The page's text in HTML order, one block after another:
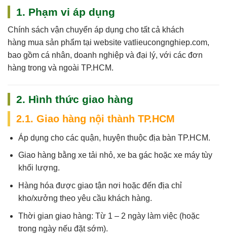
1. Phạm vi áp dụng
Chính sách vận chuyển áp dụng cho tất cả khách
hàng mua sản phẩm tại website vatlieucongnghiep.com,
bao gồm cá nhân, doanh nghiệp và đại lý, với các đơn
hàng trong và ngoài TP.HCM.
2. Hình thức giao hàng
2.1. Giao hàng nội thành TP.HCM
Áp dụng cho các quận, huyện thuộc địa bàn TP.HCM.
Giao hàng bằng xe tải nhỏ, xe ba gác hoặc xe máy tùy
khối lượng.
Hàng hóa được giao tận nơi hoặc đến địa chỉ
kho/xưởng theo yêu cầu khách hàng.
Thời gian giao hàng: Từ 1 – 2 ngày làm việc (hoặc
trong ngày nếu đặt sớm).